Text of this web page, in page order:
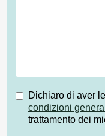
Dichiaro di aver
condizioni
trattamento dei